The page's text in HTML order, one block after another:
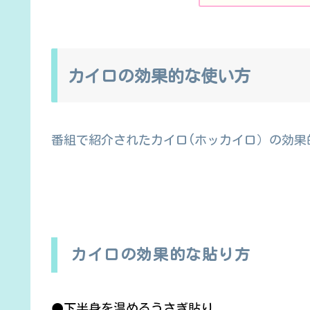
カイロの効果的な使い方
番組で紹介されたカイロ(ホッカイロ）の効果
カイロの効果的な貼り方